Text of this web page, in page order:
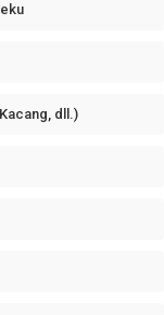
dll.)